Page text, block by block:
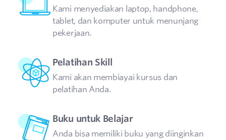
Kami menyediakan laptop, handphone,
tablet, dan komputer untuk menunjang
pekerjaan.
Pelatihan Skill
Kami akan membiayai kursus dan
pelatihan Anda.
Buku untuk Belajar
Anda bisa memiliki buku yang diinginkan